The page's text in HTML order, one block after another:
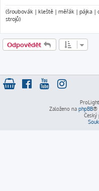
v
e
(šroubovák | kleště | měřák | pájka |
strojů)
Odpovědět
Založeno na phpBB®
Český